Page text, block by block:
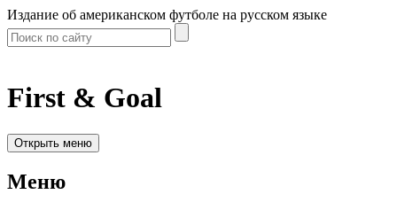
Издание об американском футболе на русском языке
First & Goal
Открыть меню
Меню